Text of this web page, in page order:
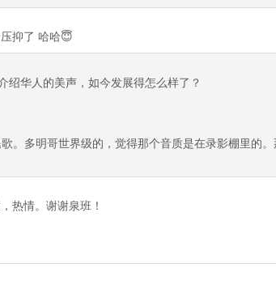
抑了 哈哈😇
绍华人的美声，如今发展得怎么样了？
。多明哥世界级的，觉得那个音质是在录影棚里的。
热情。谢谢泉班！